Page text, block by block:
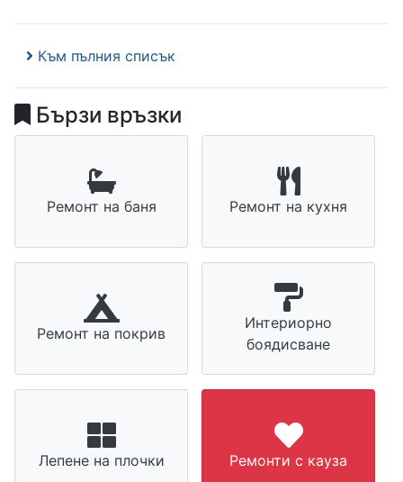
Към пълния списък
Бързи връзки
Ремонт на баня Ремонт на кухня
Ремонт на покрив
Интериорно
боядисване
Лепене на плочки Ремонти с кауза